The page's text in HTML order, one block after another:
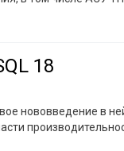
18
нововведение в